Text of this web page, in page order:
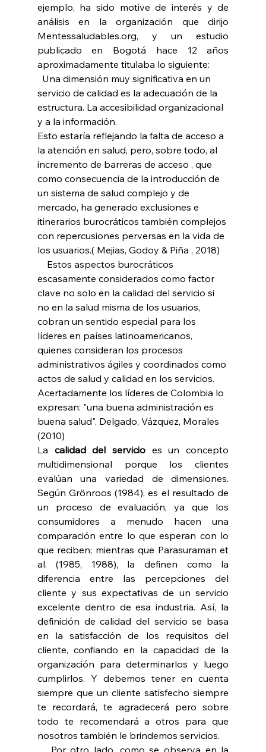
ejemplo, ha sido motive de interés y de
análisis en la organización que dirijo
Mentessaludables.org, y un estudio
publicado en Bogotá hace 12 años
aproximadamente titulaba lo siguiente:
servicio de calidad es la adecuación de la
estructura. La accesibilidad organizacional
y a la información.
Esto estaría reflejando la falta de acceso a
la atención en salud, pero, sobre todo, al
incremento de barreras de acceso , que
como consecuencia de la introducción de
un sistema de salud complejo y de
mercado, ha generado exclusiones e
itinerarios burocráticos también complejos
con repercusiones perversas en la vida de
los usuarios.( Mejias, Godoy & Piña , 2018)
escasamente considerados como factor
clave no solo en la calidad del servicio si
no en la salud misma de los usuarios,
cobran un sentido especial para los
líderes en países latinoamericanos,
quienes consideran los procesos
administrativos ágiles y coordinados como
actos de salud y calidad en los servicios.
Acertadamente los líderes de Colombia lo
expresan: "una buena administración es
buena salud". Delgado, Vázquez, Morales
(2010)
La calidad del servicio es un concepto
multidimensional porque los clientes
evalúan una variedad de dimensiones.
Según Grönroos (1984), es el resultado de
un proceso de evaluación, ya que los
consumidores a menudo hacen una
comparación entre lo que esperan con lo
que reciben; mientras que Parasuraman et
al. (1985, 1988), la definen como la
diferencia entre las percepciones del
cliente y sus expectativas de un servicio
excelente dentro de esa industria. Así, la
definición de calidad del servicio se basa
en la satisfacción de los requisitos del
cliente, confiando en la capacidad de la
organización para determinarlos y luego
cumplirlos. Y debemos tener en cuenta
siempre que un cliente satisfecho siempre
te recordará, te agradecerá pero sobre
todo te recomendará a otros para que
nosotros también le brindemos servicios.